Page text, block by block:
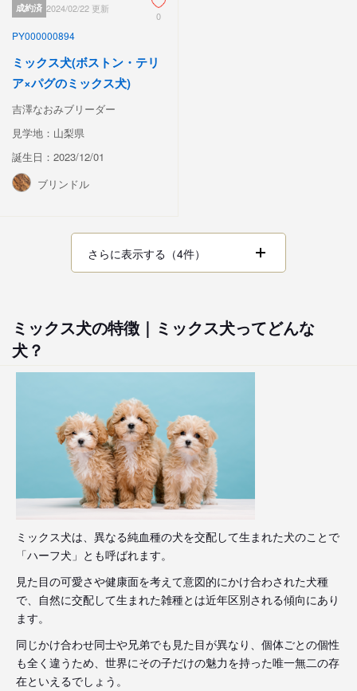
成約済 2024/02/22 更新
0
PY000000894
ミックス犬(ボストン・テリ
ア×パグのミックス犬)
吉澤なおみブリーダー
見学地：山梨県
誕生日：2023/12/01
ブリンドル
さらに表示する（4件）
ミックス犬の特徴｜ミックス犬ってどんな
犬？
ミックス犬は、異なる純血種の犬を交配して生まれた犬のことで
「ハーフ犬」とも呼ばれます。
見た目の可愛さや健康面を考えて意図的にかけ合わされた犬種
で、自然に交配して生まれた雑種とは近年区別される傾向にあり
ます。
同じかけ合わせ同士や兄弟でも見た目が異なり、個体ごとの個性
も全く違うため、世界にその子だけの魅力を持った唯一無二の存
在といえるでしょう。